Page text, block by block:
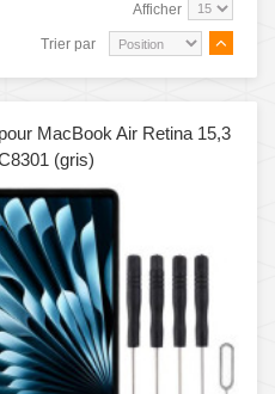
Afficher
Trier par
MacBook Air Retina 15,3
(gris)